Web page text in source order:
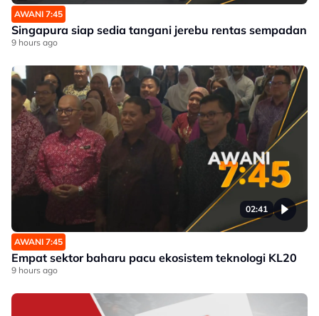
AWANI 7:45
Singapura siap sedia tangani jerebu rentas sempadan
9 hours ago
02:41
AWANI 7:45
Empat sektor baharu pacu ekosistem teknologi KL20
9 hours ago